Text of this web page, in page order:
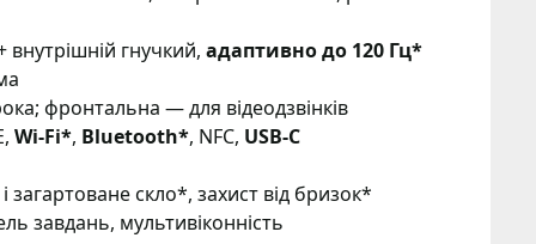
внутрішній гнучкий, адаптивно до 120 Гц*
фронтальна — для відеодзвінків
Wi-Fi*, Bluetooth*, NFC, USB-C
скло*, захист від бризок*
завдань, мультивіконність